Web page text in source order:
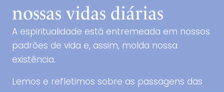
nossas vidas diárias
A espiritualidade está entremeada em nossos
padrões de vida e, assim, molda nossa
existência.
Lemos e refletimos sobre as passagens das